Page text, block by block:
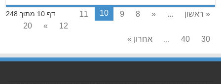
דף 10 מתוך 248 « ראשון ...
«
8
9
10
11
12
»
20
30
40
... אחרון »